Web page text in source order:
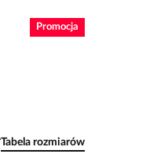
Promocja
Tabela rozmiarów